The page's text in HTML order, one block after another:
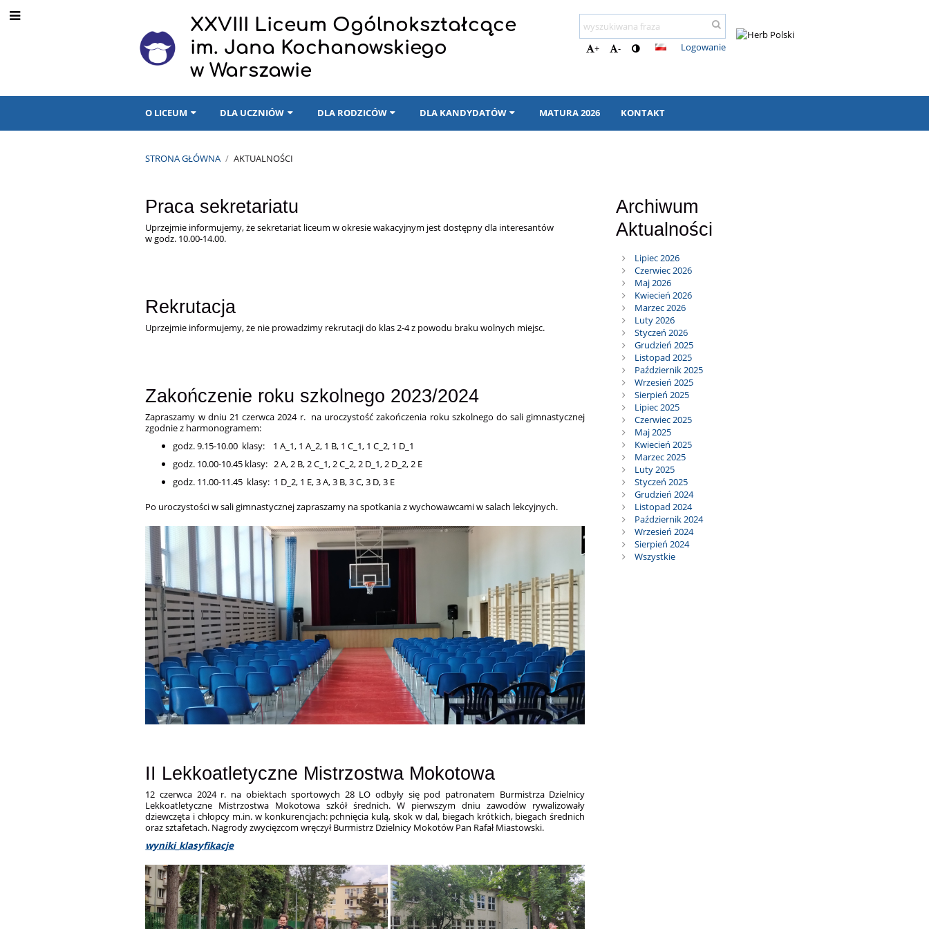
XXVIII Liceum Ogólnokształcące
im. Jana Kochanowskiego
w Warszawie
+ - Logowanie
O LICEUM DLA UCZNIÓW DLA RODZICÓW DLA KANDYDATÓW MATURA 2026 KONTAKT
STRONA GŁÓWNA / AKTUALNOŚCI
Aktualności
Praca sekretariatu
Uprzejmie informujemy, że sekretariat liceum w okresie wakacyjnym jest dostępny dla interesantów
w godz. 10.00-14.00.
Rekrutacja
Uprzejmie informujemy, że nie prowadzimy rekrutacji do klas 2-4 z powodu braku wolnych miejsc.
Zakończenie roku szkolnego 2023/2024
Zapraszamy w dniu 21 czerwca 2024 r. na uroczystość zakończenia roku szkolnego do sali gimnastycznej
zgodnie z harmonogramem:
godz. 9.15-10.00 klasy: 1 A_1, 1 A_2, 1 B, 1 C_1, 1 C_2, 1 D_1
godz. 10.00-10.45 klasy: 2 A, 2 B, 2 C_1, 2 C_2, 2 D_1, 2 D_2, 2 E
godz. 11.00-11.45 klasy: 1 D_2, 1 E, 3 A, 3 B, 3 C, 3 D, 3 E
Po uroczystości w sali gimnastycznej zapraszamy na spotkania z wychowawcami w salach lekcyjnych.
II Lekkoatletyczne Mistrzostwa Mokotowa
12 czerwca 2024 r. na obiektach sportowych 28 LO odbyły się pod patronatem Burmistrza Dzielnicy
Lekkoatletyczne Mistrzostwa Mokotowa szkół średnich. W pierwszym dniu zawodów rywalizowały
dziewczęta i chłopcy m.in. w konkurencjach: pchnięcia kulą, skok w dal, biegach krótkich, biegach średnich
oraz sztafetach. Nagrody zwycięzcom wręczył Burmistrz Dzielnicy Mokotów Pan Rafał Miastowski.
wyniki_klasyfikacje
Archiwum
Aktualności
Lipiec 2026
Czerwiec 2026
Maj 2026
Kwiecień 2026
Marzec 2026
Luty 2026
Styczeń 2026
Grudzień 2025
Listopad 2025
Październik 2025
Wrzesień 2025
Sierpień 2025
Lipiec 2025
Czerwiec 2025
Maj 2025
Kwiecień 2025
Marzec 2025
Luty 2025
Styczeń 2025
Grudzień 2024
Listopad 2024
Październik 2024
Wrzesień 2024
Sierpień 2024
Wszystkie